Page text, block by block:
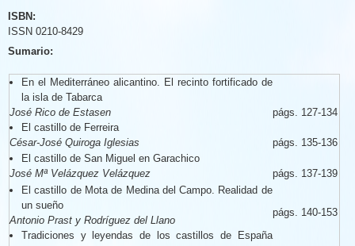
ISBN:
ISSN 0210-8429
Sumario:
En el Mediterráneo alicantino. El recinto fortificado de
la isla de Tabarca
José Rico de Estasen
págs. 127-134
El castillo de Ferreira
César-José Quiroga Iglesias
págs. 135-136
El castillo de San Miguel en Garachico
José Mª Velázquez Velázquez
págs. 137-139
El castillo de Mota de Medina del Campo. Realidad de
un sueño
Antonio Prast y Rodríguez del Llano
págs. 140-153
Tradiciones y leyendas de los castillos de España